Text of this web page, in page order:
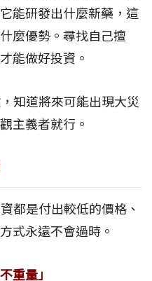
能研發出什麼新藥，這
麼優勢。尋找自己擅
能做好投資。
知道將來可能出現大災
主義者就行。
都是付出較低的價格、
式永遠不會過時。
重量」